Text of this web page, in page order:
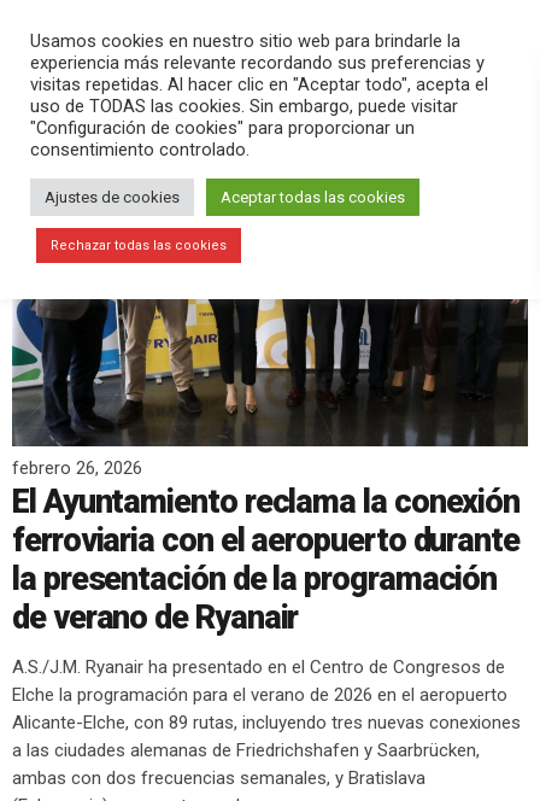
search menu pause PLAY
febrero 26, 2026
El Ayuntamiento reclama la conexión
ferroviaria con el aeropuerto durante
la presentación de la programación
de verano de Ryanair
A.S./J.M. Ryanair ha presentado en el Centro de Congresos de
Elche la programación para el verano de 2026 en el aeropuerto
Alicante-Elche, con 89 rutas, incluyendo tres nuevas conexiones
a las ciudades alemanas de Friedrichshafen y Saarbrücken,
ambas con dos frecuencias semanales, y Bratislava
Usamos cookies en nuestro sitio web para brindarle la
experiencia más relevante recordando sus preferencias y
visitas repetidas. Al hacer clic en "Aceptar todo", acepta el
uso de TODAS las cookies. Sin embargo, puede visitar
"Configuración de cookies" para proporcionar un
consentimiento controlado.
Ajustes de cookies Aceptar todas las cookies
Rechazar todas las cookies